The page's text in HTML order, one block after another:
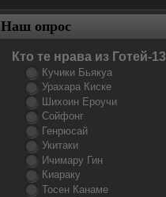
Наш опрос
Кто те нрава из Готей-13
Кучики Бьякуа
Урахара Киске
Шихоин Ероучи
Сойфонг
Генрюсай
Укитаки
Ичимару Гин
Киараку
Тосен Канаме